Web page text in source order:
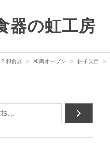
器の虹工房
2.和食器 和陶オープン 柚子天目